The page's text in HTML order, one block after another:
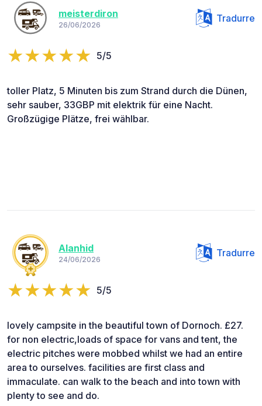
meisterdiron
26/06/2026
Tradurre
5/5
toller Platz, 5 Minuten bis zum Strand durch die Dünen,
sehr sauber, 33GBP mit elektrik für eine Nacht.
Großzügige Plätze, frei wählbar.
Alanhid
24/06/2026
Tradurre
5/5
lovely campsite in the beautiful town of Dornoch. £27.
for non electric,loads of space for vans and tent, the
electric pitches were mobbed whilst we had an entire
area to ourselves. facilities are first class and
immaculate. can walk to the beach and into town with
plenty to see and do.